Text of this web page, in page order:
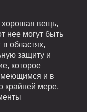
хорошая вещь,
нее могут быть
областях,
защиту и
которое
и в
крайней мере,